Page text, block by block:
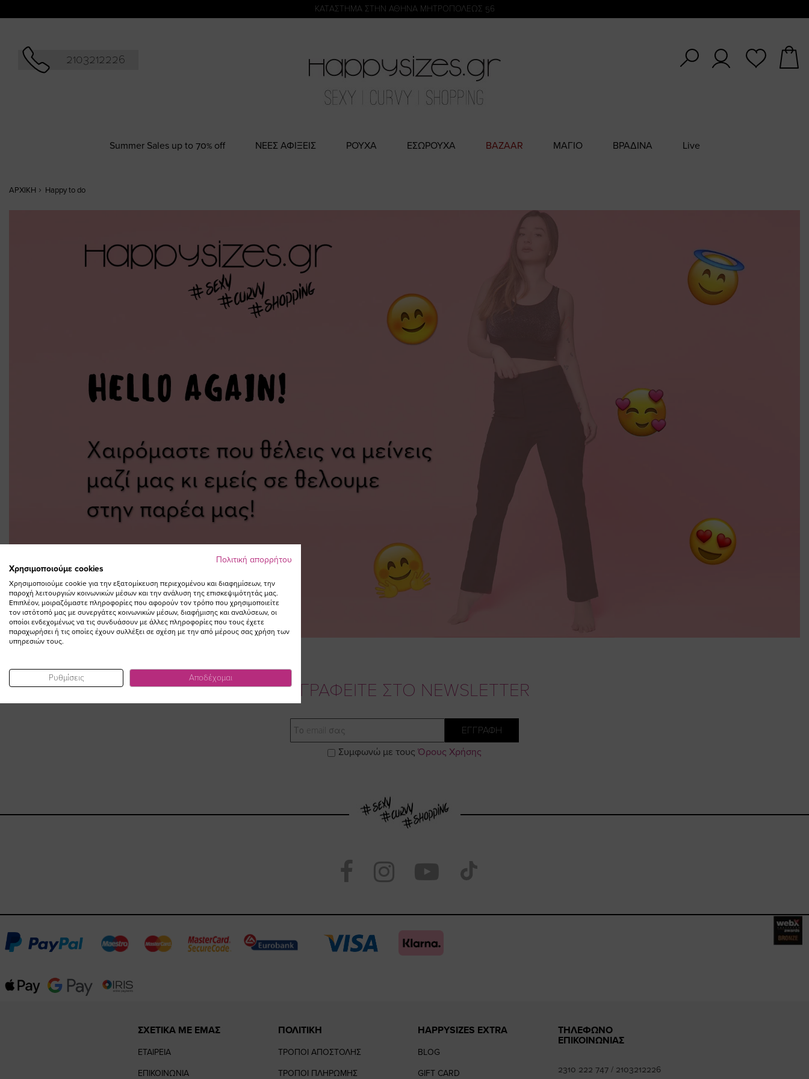
KATΑΣΤΗΜΑ ΣΤΗΝ ΑΘΗΝΑ ΜΗΤΡΟΠΟΛΕΩΣ 56
2103212226
Summer Sales up to 70% off NΕΕΣ ΑΦΙΞΕΙΣ ΡΟΥΧΑ ΕΣΩΡΟΥΧΑ BAZAAR ΜΑΓΙΟ ΒΡΑΔΙΝΑ Live
ΑΡΧΙΚΉ Happy to do
ΕΓΓΡΑΦΕΙΤΕ ΣΤΟ NEWSLETTER
Email
ΕΓΓΡΑΦΗ
Συμφωνώ με τους Όρους Χρήσης
Visit
page
Visit
page
Visit
feature=mhee
ΣΧΕΤΙΚΑ ΜΕ ΕΜΑΣ
ΕΤΑΙΡΕΙΑ
ΕΠΙΚΟΙΝΩΝΙΑ
ΠΟΛΙΤΙΚΗ
ΤΡΟΠΟΙ ΑΠΟΣΤΟΛΗΣ
ΤΡΟΠΟΙ ΠΛΗΡΩΜΗΣ
HAPPYSIZES EXTRA
BLOG
GIFT CARD
ΤΗΛΕΦΩΝΟ
ΕΠΙΚΟΙΝΩΝΙΑΣ
2310 222 747 / 2103212226
Πολιτική απορρήτου
Χρησιμοποιούμε cookies
Χρησιμοποιούμε cookie για την εξατομίκευση περιεχομένου και διαφημίσεων, την
παροχή λειτουργιών κοινωνικών μέσων και την ανάλυση της επισκεψιμότητάς μας.
Επιπλέον, μοιραζόμαστε πληροφορίες που αφορούν τον τρόπο που χρησιμοποιείτε
τον ιστότοπό μας με συνεργάτες κοινωνικών μέσων, διαφήμισης και αναλύσεων, οι
οποίοι ενδεχομένως να τις συνδυάσουν με άλλες πληροφορίες που τους έχετε
παραχωρήσει ή τις οποίες έχουν συλλέξει σε σχέση με την από μέρους σας χρήση των
υπηρεσιών τους.
Ρυθμίσεις Αποδέχομαι